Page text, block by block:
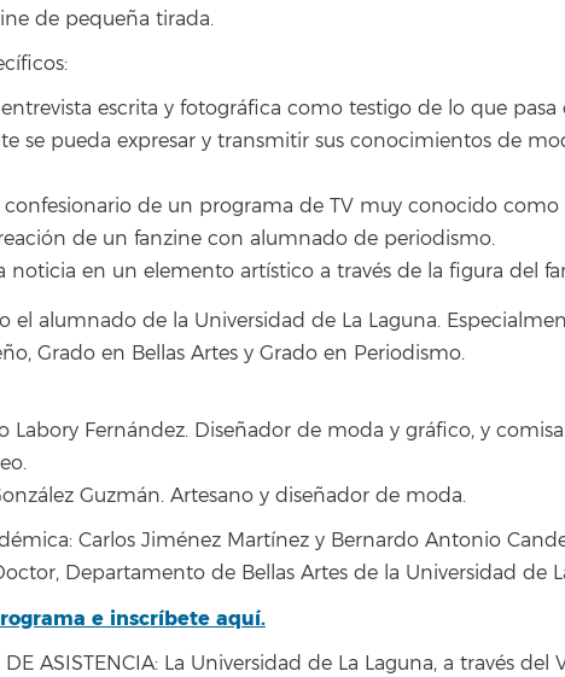
de pequeña tirada.
escrita y fotográfica como testigo de lo que pasa
se pueda expresar y transmitir sus conocimientos de
confesionario de un programa de TV muy conocido
de un fanzine con alumnado de periodismo.
noticia en un elemento artístico a través de la figura del
el alumnado de la Universidad de La Laguna.
Grado en Bellas Artes y Grado en Periodismo.
Labory Fernández. Diseñador de moda y gráfico, y
Guzmán. Artesano y diseñador de moda.
Carlos Jiménez Martínez y Bernardo Antonio
Departamento de Bellas Artes de la Universidad de
e inscríbete aquí.
DE ASISTENCIA: La Universidad de La Laguna, a través